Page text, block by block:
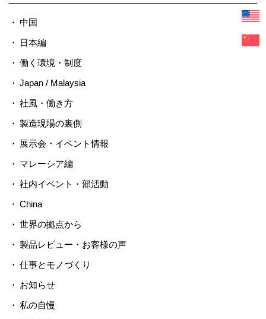
中国
日本編
働く環境・制度
Japan / Malaysia
社風・働き方
製造現場の裏側
展示会・イベント情報
マレーシア編
社内イベント・部活動
China
世界の拠点から
製品レビュー・お客様の声
仕事とモノづくり
お知らせ
私の自慢